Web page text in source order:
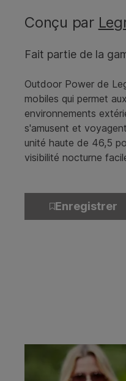
Conçu par
Fait partie de la
Outdoor Power de
mobiles qui permet
environnements
s'amusent et
unité haute de 46,5
visibilité nocturne
Enregistrer